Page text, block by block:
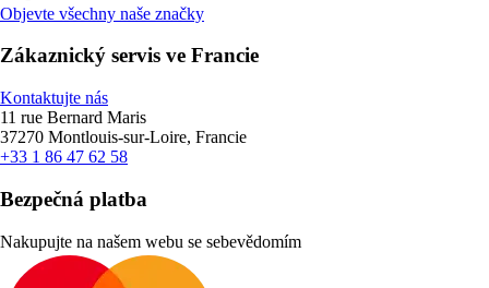
Objevte všechny naše značky
Zákaznický servis ve Francie
Kontaktujte nás
11 rue Bernard Maris
37270 Montlouis-sur-Loire, Francie
+33 1 86 47 62 58
Bezpečná platba
Nakupujte na našem webu se sebevědomím